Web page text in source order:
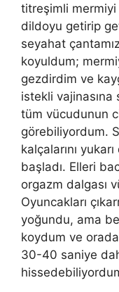
titreşimli
dildoyu getirip
seyahat
koyuldum;
gezdirdim ve
istekli vajinasına
tüm vücudunun
görebiliyordum.
kalçalarını
başladı. Elleri
orgazm dalgası
Oyuncakları
yoğundu, ama
koydum ve
30-40 saniye